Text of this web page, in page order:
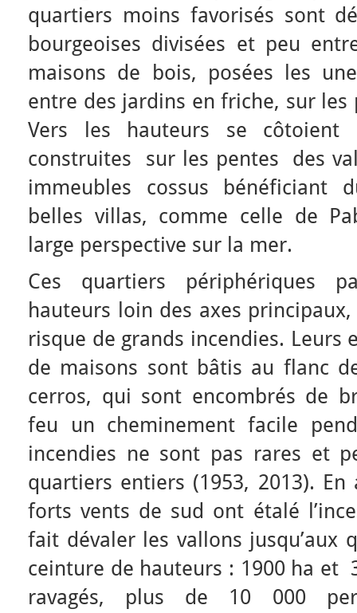
quartiers moins favorisés sont
bourgeoises divisées et peu
maisons de bois, posées les
entre des jardins en friche, sur les
Vers les hauteurs se côtoient
construites sur les pentes des
immeubles cossus bénéficiant
belles villas, comme celle de
large perspective sur la mer.
Ces quartiers périphériques
hauteurs loin des axes
risque de grands incendies. Leurs
de maisons sont bâtis au flanc
cerros, qui sont encombrés de
feu un cheminement facile
incendies ne sont pas rares et
quartiers entiers (1953, 2013).
forts vents de sud ont étalé
fait dévaler les vallons
ceinture de hauteurs : 1900 ha et
ravagés, plus de 10 000